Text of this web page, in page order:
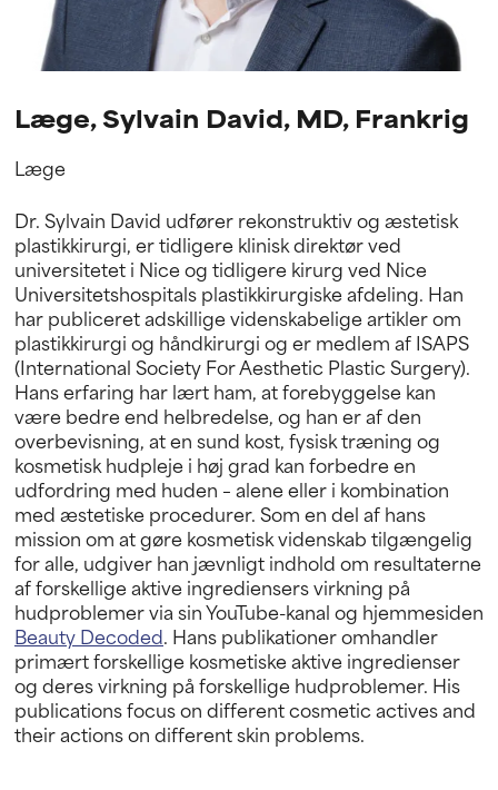
Læge, Sylvain David, MD, Frankrig
Læge
Dr. Sylvain David udfører rekonstruktiv og æstetisk
plastikkirurgi, er tidligere klinisk direktør ved
universitetet i Nice og tidligere kirurg ved Nice
Universitetshospitals plastikkirurgiske afdeling. Han
har publiceret adskillige videnskabelige artikler om
plastikkirurgi og håndkirurgi og er medlem af ISAPS
(International Society For Aesthetic Plastic Surgery).
Hans erfaring har lært ham, at forebyggelse kan
være bedre end helbredelse, og han er af den
overbevisning, at en sund kost, fysisk træning og
kosmetisk hudpleje i høj grad kan forbedre en
udfordring med huden – alene eller i kombination
med æstetiske procedurer. Som en del af hans
mission om at gøre kosmetisk videnskab tilgængelig
for alle, udgiver han jævnligt indhold om resultaterne
af forskellige aktive ingrediensers virkning på
hudproblemer via sin YouTube-kanal og hjemmesiden
Beauty Decoded. Hans publikationer omhandler
primært forskellige kosmetiske aktive ingredienser
og deres virkning på forskellige hudproblemer. His
publications focus on different cosmetic actives and
their actions on different skin problems.